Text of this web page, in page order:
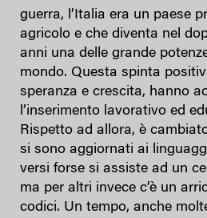
guerra, l’Italia era un paese
agricolo e che diventa nel
anni una delle grande
mondo. Questa spinta
speranza e crescita, hanno
l’inserimento lavorativo ed
Rispetto ad allora, è
si sono aggiornati ai
versi forse si assiste ad un
ma per altri invece c’è un
codici. Un tempo, anche